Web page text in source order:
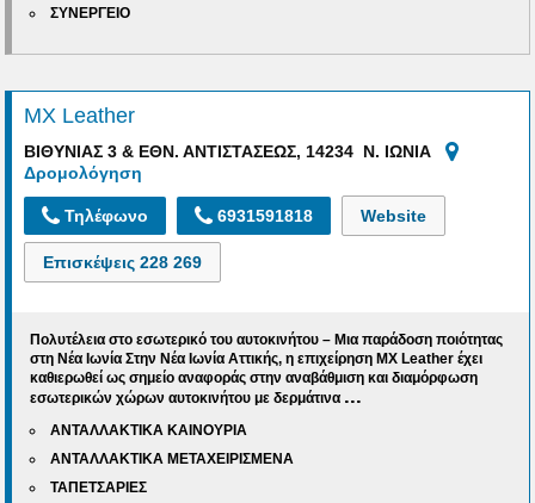
ΣΥΝΕΡΓΕΙΟ
MX Leather
ΒΙΘΥΝΙΑΣ 3 & ΕΘΝ. ΑΝΤΙΣΤΑΣΕΩΣ, 14234 Ν. ΙΩΝΙΑ
Δρομολόγηση
Τηλέφωνο 6931591818 Website
Επισκέψεις228 269
Πολυτέλεια στο εσωτερικό του αυτοκινήτου – Μια παράδοση ποιότητας
στη Νέα Ιωνία Στην Νέα Ιωνία Αττικής, η επιχείρησηMX Leather έχει
καθιερωθεί ως σημείο αναφοράς στηναναβάθμιση και διαμόρφωση
εσωτερικών χώρων αυτοκινήτου με δερμάτινα ...
ΑΝΤΑΛΛΑΚΤΙΚΑ ΚΑΙΝΟΥΡΙΑ
ΑΝΤΑΛΛΑΚΤΙΚΑ ΜΕΤΑΧΕΙΡΙΣΜΕΝΑ
ΤΑΠΕΤΣΑΡΙΕΣ